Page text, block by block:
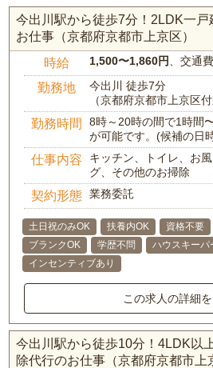
今出川駅から徒歩7分！2LDK一
お仕事（京都府京都市上京区）
時給 1,500〜1,860円 、交通
勤務地
今出川 徒歩7分
（京都府京都市上京区付
勤務時間
8時～20時の間で1時間
が可能です。(候補の日
仕事内容
キッチン、トイレ、お
グ、その他のお掃除
契約形態 業務委託
土日祝のみOK 扶養内OK 資格不要
ブランクOK
学歴不問 ハウスキーパ
インセンティブあり
この求人の詳細
今出川駅から徒歩10分！4LDK以
除代行のお仕事（京都府京都市上